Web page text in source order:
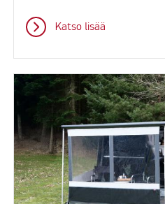
Katso lisää